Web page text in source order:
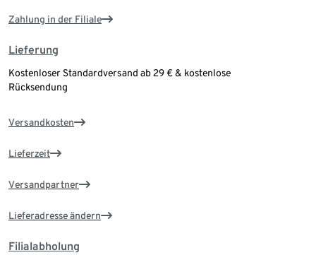
Zahlung in der Filiale
Lieferung
Kostenloser Standardversand ab 29 € & kostenlose
Rücksendung
Versandkosten
Lieferzeit
Versandpartner
Lieferadresse ändern
Filialabholung